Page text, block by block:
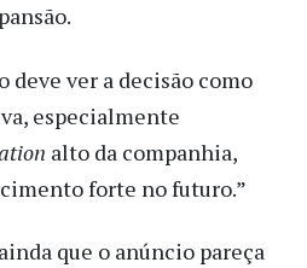
deve ver a decisão como
especialmente
alto da companhia,
forte no futuro.”
que o anúncio pareça